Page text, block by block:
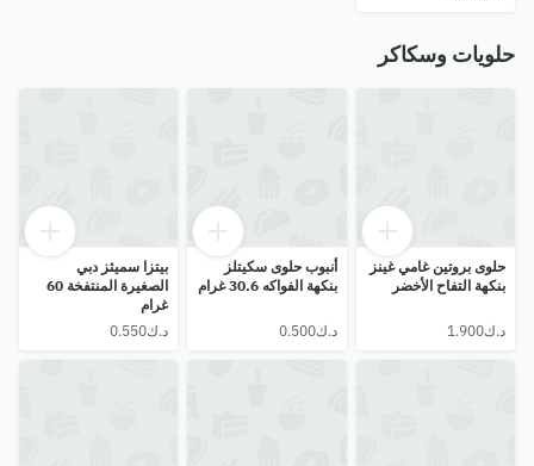
حلويات وسكاكر
حلوى بروتين غامي غينز
بنكهة التفاح الأخضر
أنبوب حلوى سكيتلز
بنكهة الفواكه 30.6 غرام
⁦د.ك0.500⁩
بيتزا سميثز دبي
الصغيرة المنتفخة 60
غرام